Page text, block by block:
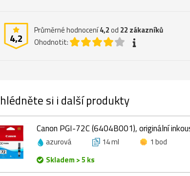
4,2
Průměrné hodnocení4,2od 22 zákazníků
Ohodnotit:
si i další produkty
Canon PGI-72C (6404B001), originální
azurová 14 ml
1 bod
Skladem > 5 ks